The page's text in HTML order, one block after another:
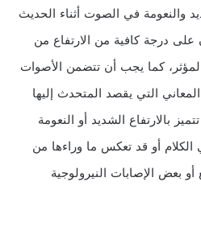
والنعومة في الصوت أثناء الحديث
درجة كافية من الارتفاع من
كما يجب أن تتضمن الأصوات
التي يقصد المتحدث إليها
بالارتفاع الشديد أو النعومة
أو قد تعكس ما وراءها من
الإصابات النيرولوجية